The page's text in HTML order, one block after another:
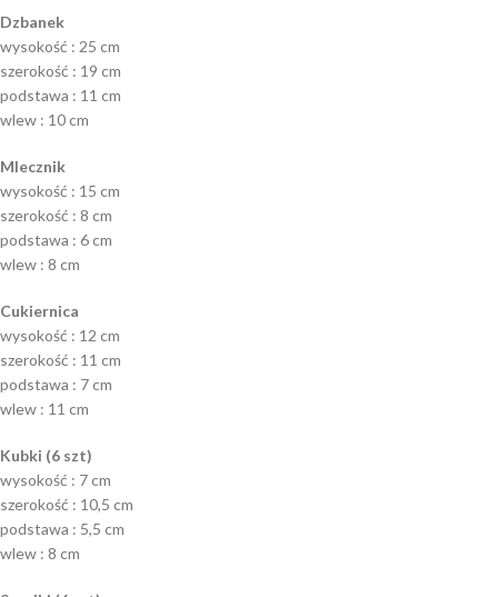
Dzbanek
wysokość : 25 cm
szerokość : 19 cm
podstawa : 11 cm
wlew : 10 cm
Mlecznik
wysokość : 15 cm
szerokość : 8 cm
podstawa : 6 cm
wlew : 8 cm
Cukiernica
wysokość : 12 cm
szerokość : 11 cm
podstawa : 7 cm
wlew : 11 cm
Kubki (6 szt)
wysokość : 7 cm
szerokość : 10,5 cm
podstawa : 5,5 cm
wlew : 8 cm